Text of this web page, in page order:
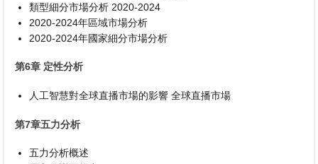
類型細分市場分析 2020-2024
2020-2024年區域市場分析
2020-2024年國家細分市場分析
第6章 定性分析
人工智慧對全球直播市場的影響 全球直播市場
第7章五力分析
五力分析概述